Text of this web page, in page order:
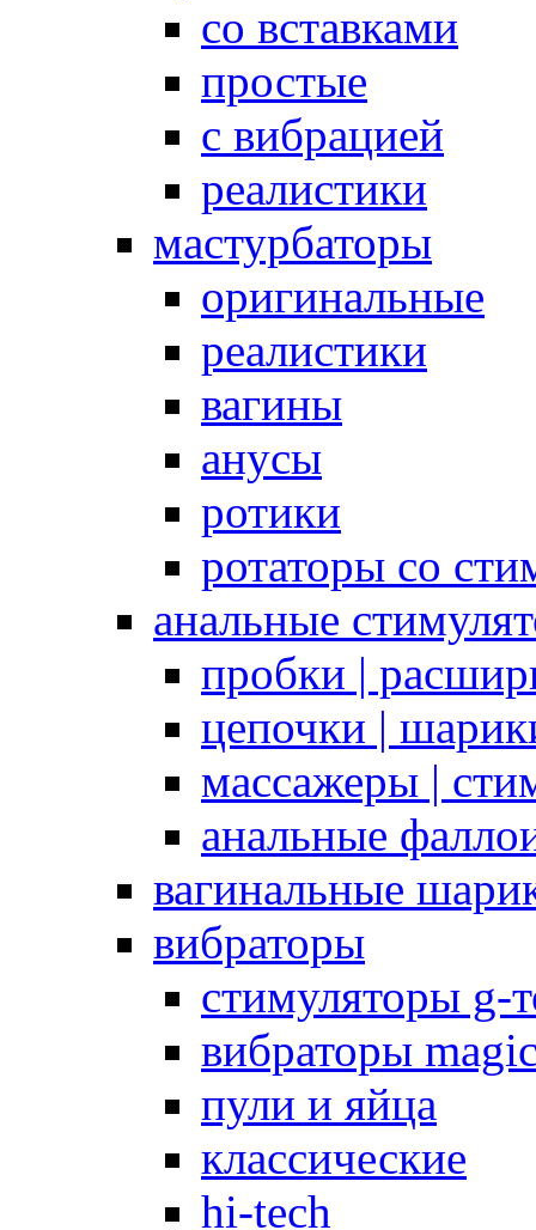
со вставками
простые
с вибрацией
реалистики
мастурбаторы
оригинальные
реалистики
вагины
анусы
ротики
ротаторы со
анальные
пробки |
цепочки |
массажеры |
анальные
вагинальные
вибраторы
стимуляторы g-
вибраторы
пули и яйца
классические
hi-tech